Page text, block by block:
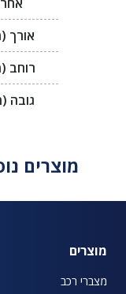
אורך
רוחב
גובה
מוצרים
מוצרים
מצברי רכב